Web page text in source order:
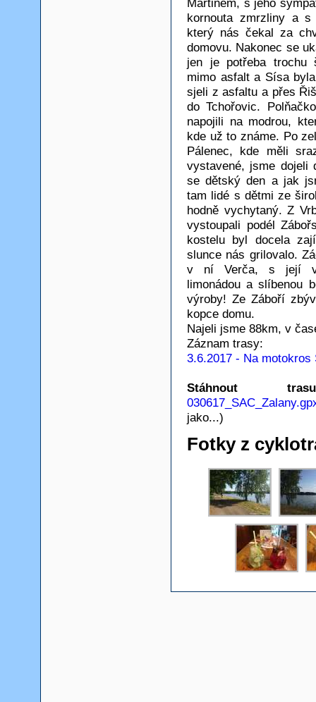
kornouta zmrzliny a
který nás čekal za
domovu. Nakonec se
jen je potřeba trochu
mimo asfalt a Sísa
sjeli z asfaltu a přes
do Tchořovic.
napojili na modrou,
kde už to známe. Po
Pálenec, kde měli
vystavené, jsme dojeli
se dětský den a jak
tam lidé s dětmi ze
hodně vychytaný. Z
vystoupali podél
kostelu byl docela
slunce nás grilovalo.
v ní Verča, s její
limonádou a slíbenou
výroby! Ze Záboří
kopce domu.
Najeli jsme 88km, v
Záznam trasy:
3.6.2017 - Na motokros
Stáhnout
jako...)
Fotky z